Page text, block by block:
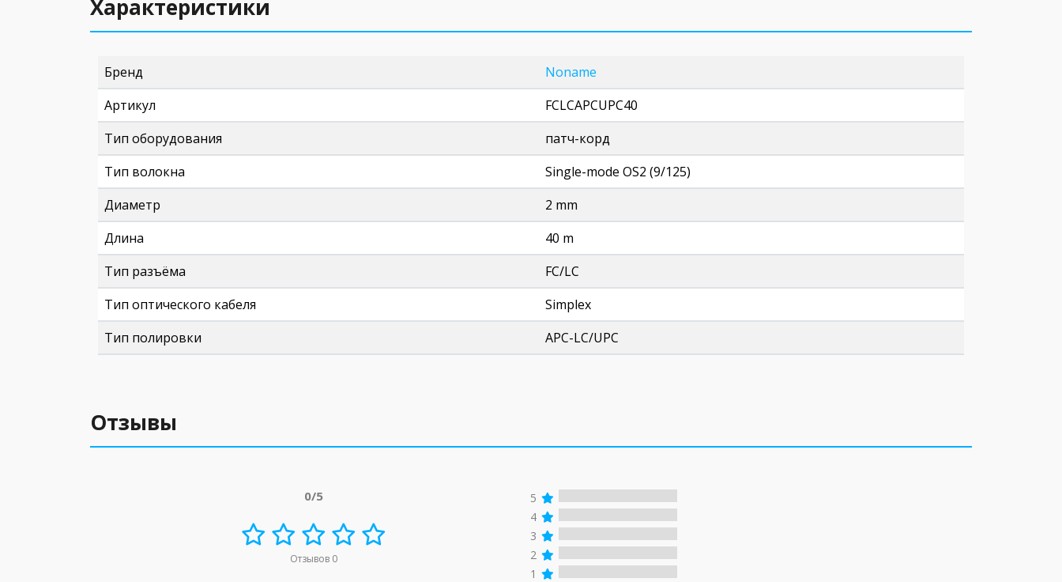
Характеристики
Бренд
Noname
Артикул
FCLCAPCUPC40
Тип оборудования
патч-корд
Тип волокна
Single-mode OS2 (9/125)
Диаметр
2 mm
Длина
40 m
Тип разъёма
FC/LC
Тип оптического кабеля
Simplex
Тип полировки
APC-LC/UPC
Отзывы
0/5
Отзывов 0
5
4
3
2
1